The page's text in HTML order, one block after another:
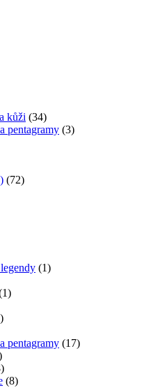
kůži (34)
pentagramy (3)
(72)
(1)
pentagramy (17)
(8)